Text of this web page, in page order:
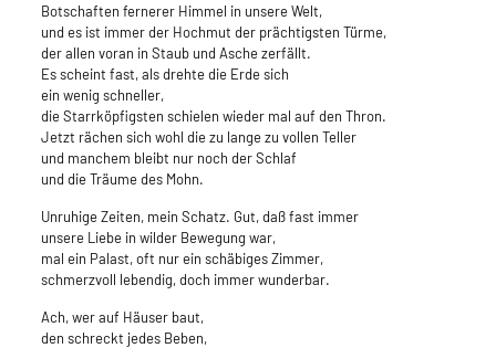
Botschaften fernerer Himmel in unsere Welt,
und es ist immer der Hochmut der prächtigsten Türme,
der allen voran in Staub und Asche zerfällt.
Es scheint fast, als drehte die Erde sich
ein wenig schneller,
die Starrköpfigsten schielen wieder mal auf den Thron.
Jetzt rächen sich wohl die zu lange zu vollen Teller
und manchem bleibt nur noch der Schlaf
und die Träume des Mohn.
Unruhige Zeiten, mein Schatz. Gut, daß fast immer
unsere Liebe in wilder Bewegung war,
mal ein Palast, oft nur ein schäbiges Zimmer,
schmerzvoll lebendig, doch immer wunderbar.
Ach, wer auf Häuser baut,
den schreckt jedes Beben,